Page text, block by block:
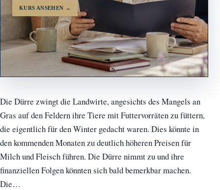
KURS ANSEHEN →
Die Dürre zwingt die Landwirte, angesichts des Mangels an
Gras auf den Feldern ihre Tiere mit Futtervorräten zu füttern,
die eigentlich für den Winter gedacht waren. Dies könnte in
den kommenden Monaten zu deutlich höheren Preisen für
Milch und Fleisch führen. Die Dürre nimmt zu und ihre
finanziellen Folgen könnten sich bald bemerkbar machen.
Die…